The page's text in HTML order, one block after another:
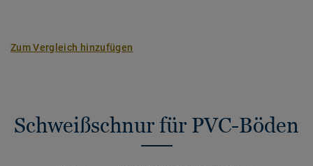
Zum Vergleich hinzufügen
Schweißschnur für PVC-Böden